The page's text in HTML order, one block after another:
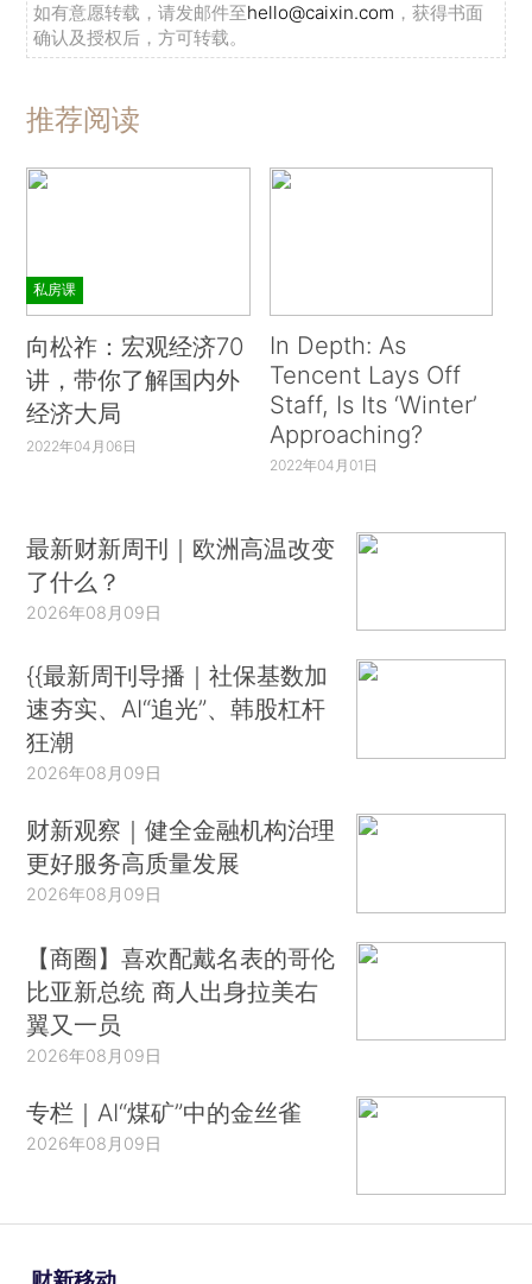
如有意愿转载，请发邮件至hello@caixin.com ，获得书面
确认及授权后，方可转载。
推荐阅读
私房课
向松祚：宏观经济70
讲，带你了解国内外
经济大局
2022年04月06日
In Depth: As
Tencent Lays Off
Staff, Is Its ‘Winter’
Approaching?
2022年04月01日
最新财新周刊｜欧洲高温改变
了什么？
2026年08月09日
{{最新周刊导播｜社保基数加
速夯实、AI“追光”、韩股杠杆
狂潮
2026年08月09日
财新观察｜健全金融机构治理
更好服务高质量发展
2026年08月09日
【商圈】喜欢配戴名表的哥伦
比亚新总统 商人出身拉美右
翼又一员
2026年08月09日
专栏｜AI“煤矿”中的金丝雀
2026年08月09日